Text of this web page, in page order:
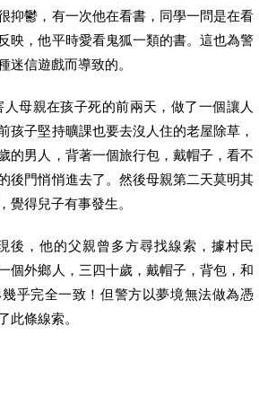
抑鬱，有一次他在看書，同學一問是在看
映，他平時愛看鬼狐一類的書。這也為警
迷信遊戲而導致的。
母親在孩子死的前兩天，做了一個讓人
孩子堅持曠課也要去沒人住的老屋除草，
的男人，背著一個旅行包，戴帽子，看不
後門悄悄進去了。然後母親第二天莫明其
覺得兒子有事發生。
後，他的父親曾多方尋找線索，據村民
個外鄉人，三四十歲，戴帽子，背包，和
乎完全一致！但警方以夢境無法做為憑
此條線索。